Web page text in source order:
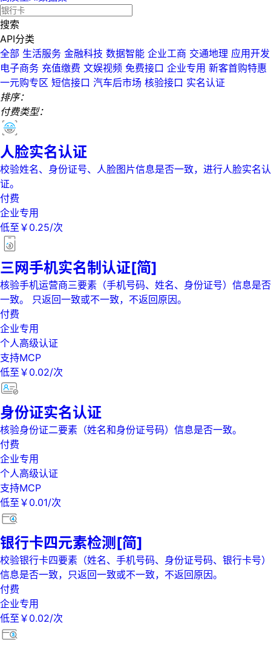
搜索
API分类
全部 生活服务 金融科技 数据智能 企业工商 交通地理 应用开发
电子商务 充值缴费 文娱视频 免费接口 企业专用 新客首购特惠
一元购专区 短信接口 汽车后市场 核验接口 实名认证
排序：
付费类型：
人脸实名认证
校验姓名、身份证号、人脸图片信息是否一致，进行人脸实名认
证。
付费
企业专用
低至￥0.25/次
三网手机实名制认证[简]
核验手机运营商三要素（手机号码、姓名、身份证号）信息是否
一致。 只返回一致或不一致，不返回原因。
付费
企业专用
个人高级认证
支持MCP
低至￥0.02/次
身份证实名认证
核验身份证二要素（姓名和身份证号码）信息是否一致。
付费
企业专用
个人高级认证
支持MCP
低至￥0.01/次
银行卡四元素检测[简]
校验银行卡四要素（姓名、手机号码、身份证号码、银行卡号）
信息是否一致，只返回一致或不一致，不返回原因。
付费
企业专用
低至￥0.02/次